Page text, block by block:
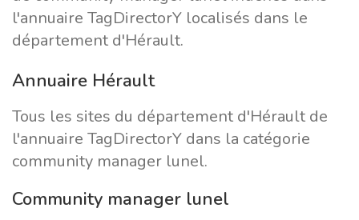
l'annuaire TagDirectorY localisés dans le
département d'Hérault.
Annuaire Hérault
Tous les sites du département d'Hérault de
l'annuaire TagDirectorY dans la catégorie
community manager lunel.
Community manager lunel